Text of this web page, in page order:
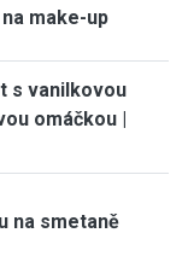
make-up
s vanilkovou
omáčkou |
na smetaně